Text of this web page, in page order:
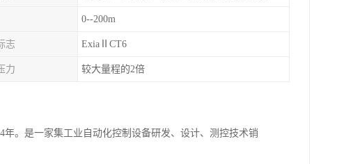
0--200m
志 ExiaⅡCT6
力 较大量程的2倍
。是一家集工业自动化控制设备研发、设计、测控技术销